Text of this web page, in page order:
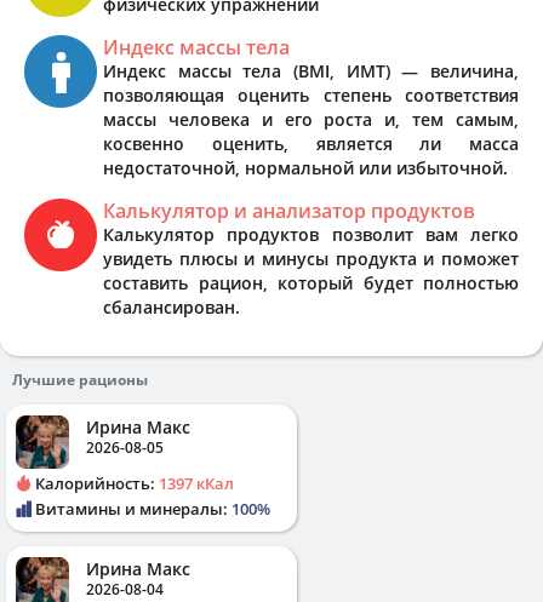
Индекс массы тела
Индекс массы тела (BMI, ИМТ) — величина,
позволяющая оценить степень соответствия
массы человека и его роста и, тем самым,
косвенно оценить, является ли масса
недостаточной, нормальной или избыточной.
Калькулятор и анализатор продуктов
Калькулятор продуктов позволит вам легко
увидеть плюсы и минусы продукта и поможет
составить рацион, который будет полностью
сбалансирован.
Лучшие рационы
Ирина Макс
2026-08-05
Калорийность: 1397 кКал
Витамины и минералы: 100%
Ирина Макс
2026-08-04